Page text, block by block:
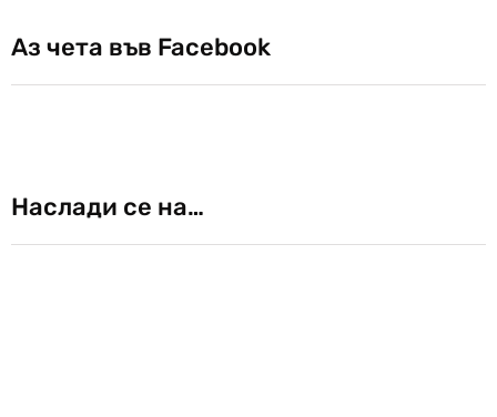
Аз чета във Facebook
Наслади се на…